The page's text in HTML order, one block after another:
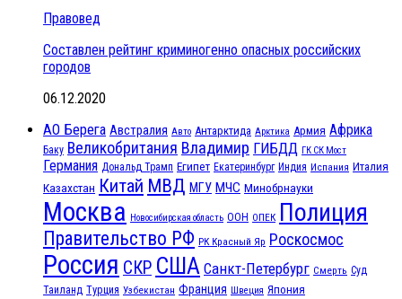
Правовед
Составлен рейтинг криминогенно опасных российских
городов
06.12.2020
АО Берега Австралия Авто Антарктида Арктика Армия Африка
Баку Великобритания Владимир ГИБДД ГК СК Мост
Германия Дональд Трамп Египет Екатеринбург Индия Испания Италия
Казахстан Китай МВД МГУ МЧС Минобрнауки
Москва Новосибирская область ООН ОПЕК Полиция
Правительство РФ РК Красный Яр Роскосмос
Россия СКР США Санкт-Петербург Смерть Суд
Таиланд Турция Узбекистан Франция Швеция Япония